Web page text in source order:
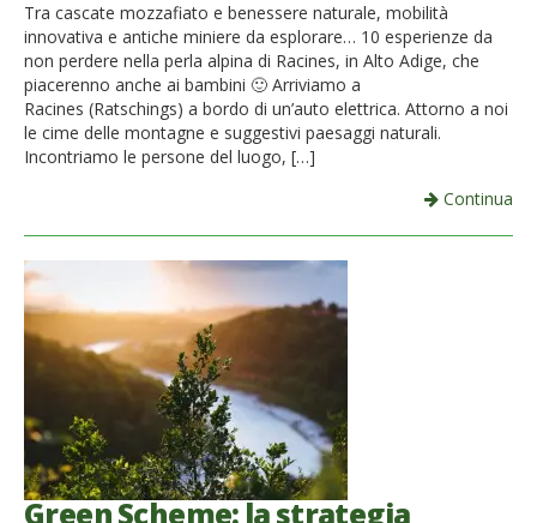
Tra cascate mozzafiato e benessere naturale, mobilità
innovativa e antiche miniere da esplorare… 10 esperienze da
non perdere nella perla alpina di Racines, in Alto Adige, che
piacerenno anche ai bambini 🙂 Arriviamo a
Racines (Ratschings) a bordo di un’auto elettrica. Attorno a noi
le cime delle montagne e suggestivi paesaggi naturali.
Incontriamo le persone del luogo, […]
Continua
Green Scheme: la strategia